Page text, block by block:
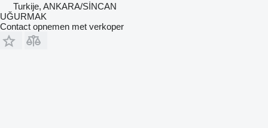
Turkije, ANKARA/SİNCAN
UĞURMAK
Contact opnemen met verkoper